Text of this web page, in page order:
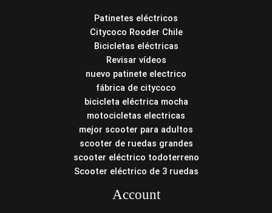
Patinetes eléctricos
Citycoco Rooder Chile
Bicicletas eléctricas
Revisar vídeos
nuevo patinete electrico
fábrica de citycoco
bicicleta eléctrica mocha
motocicletas electricas
mejor scooter para adultos
scooter de ruedas grandes
scooter eléctrico todoterreno
Scooter eléctrico de 3 ruedas
Account